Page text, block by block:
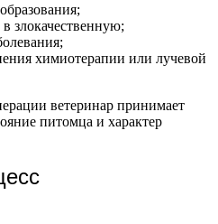
злокачественную;
химиотерапии или лучевой
ветеринар принимает
питомца и характер